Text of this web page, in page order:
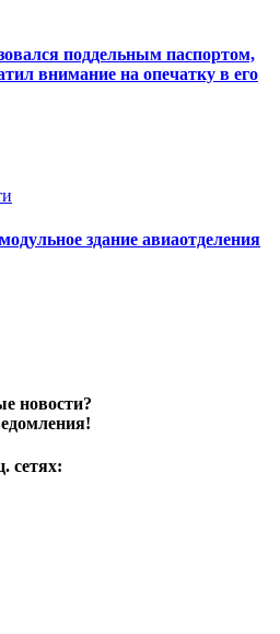
поддельным паспортом,
внимание на опечатку в его
здание авиаотделения
новости?
сетях: